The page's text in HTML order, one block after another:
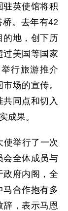
驻英使馆将积
。去年有42
的地，创下历
过美国等国家
行旅游推介
场的宣传。
同点和切入
成果。
举行了一次
会全体成员与
政府内阁，全
合作抱有多
辞，表示马恩